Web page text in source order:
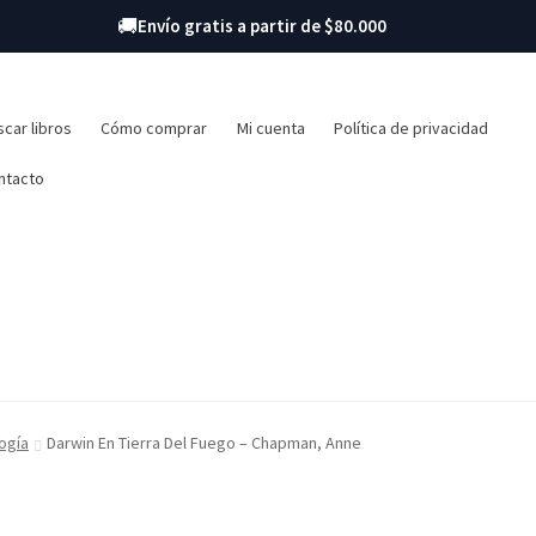
🚚Envío gratis a partir de $80.000
libros Cómo comprar Mi cuenta Política de privacidad
Darwin En Tierra Del Fuego – Chapman, Anne